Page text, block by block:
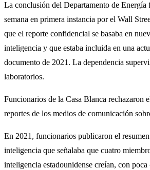
La conclusión del Departamento de Energía
semana en primera instancia por el Wall
que el reporte confidencial se basaba en
inteligencia y que estaba incluida en una
documento de 2021. La dependencia
laboratorios.
Funcionarios de la Casa Blanca rechazaron
reportes de los medios de comunicación
En 2021, funcionarios publicaron el
inteligencia que señalaba que cuatro
inteligencia estadounidense creían, con